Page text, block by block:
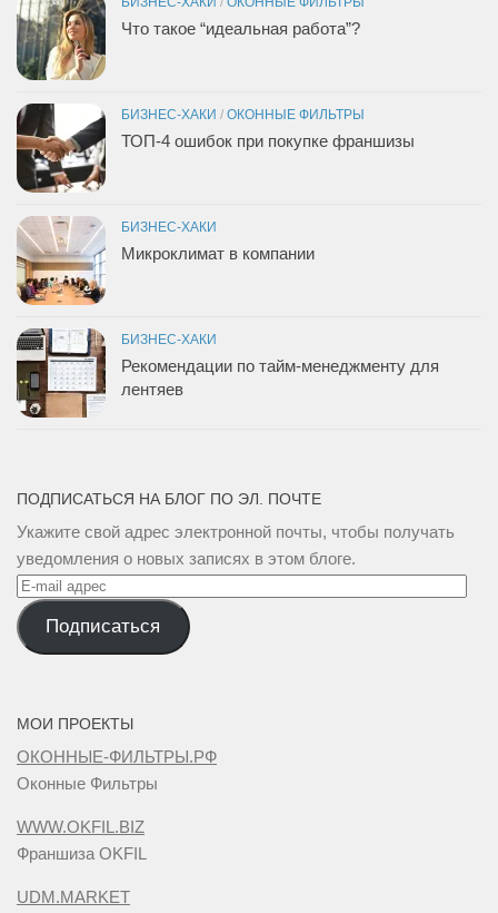
Что такое “идеальная работа”?
БИЗНЕС-ХАКИ / ОКОННЫЕ ФИЛЬТРЫ
ТОП-4 ошибок при покупке франшизы
БИЗНЕС-ХАКИ
Микроклимат в компании
БИЗНЕС-ХАКИ
Рекомендации по тайм-менеджменту для
лентяев
ПОДПИСАТЬСЯ НА БЛОГ ПО ЭЛ. ПОЧТЕ
Укажите свой адрес электронной почты, чтобы получать
уведомления о новых записях в этом блоге.
E-
mail
адрес
Подписаться
МОИ ПРОЕКТЫ
ОКОННЫЕ-ФИЛЬТРЫ.РФ
Оконные Фильтры
WWW.OKFIL.BIZ
Франшиза OKFIL
UDM.MARKET